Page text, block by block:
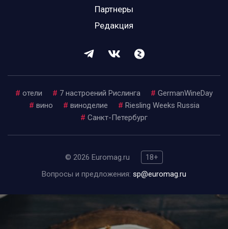
Партнеры
Редакция
# отели # 7 настроений Рислинга # GermanWineDay
# вино # виноделие # Riesling Weeks Russia
# Санкт-Петербург
© 2026 Euromag.ru
18+
Вопросы и предложения: sp@euromag.ru